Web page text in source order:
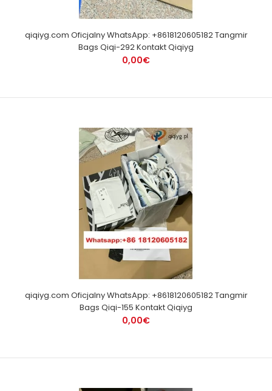
qiqiyg.com Oficjalny WhatsApp: +8618120605182 Tangmir
Bags Qiqi-292 Kontakt Qiqiyg
0,00€
qiqiyg.com Oficjalny WhatsApp: +8618120605182 Tangmir
Bags Qiqi-155 Kontakt Qiqiyg
0,00€